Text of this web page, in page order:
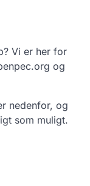
Vi er her for
og
nedenfor, og
som muligt.